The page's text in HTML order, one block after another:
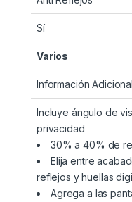
Sí
Varios
Información Adicional
Incluye ángulo de
privacidad
30% a 40% de
Elija entre
reflejos y huellas
Agrega a las